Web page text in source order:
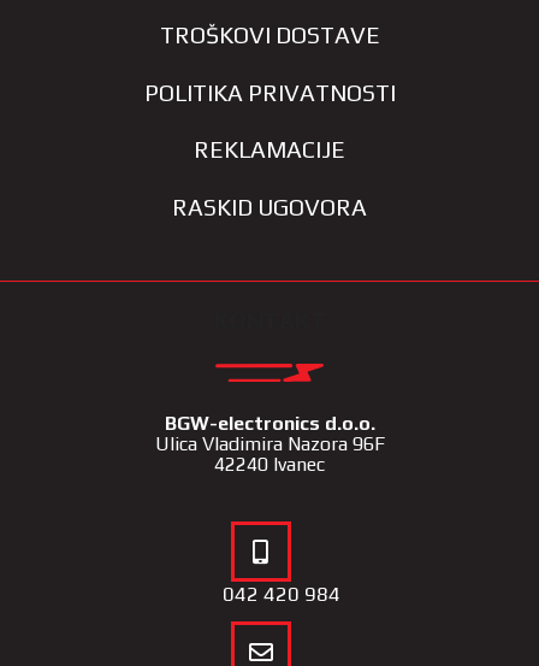
TROŠKOVI DOSTAVE
POLITIKA PRIVATNOSTI
REKLAMACIJE
RASKID UGOVORA
BGW-electronics d.o.o.
Ulica Vladimira Nazora 96F
42240 Ivanec
042 420 984